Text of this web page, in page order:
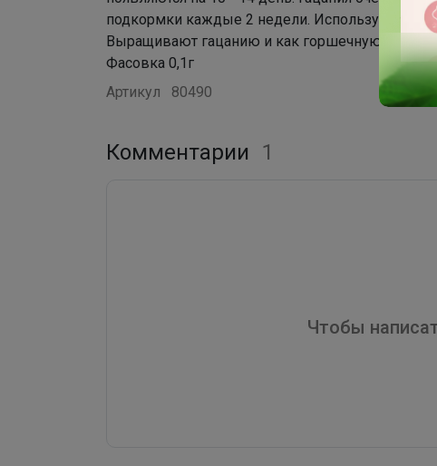
подкормки каждые 2 недели. Используют на
Выращивают гацанию и как горшечную
Фасовка 0,1г
Артикул
80490
Комментарии 1
Чтобы